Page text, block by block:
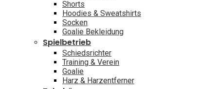
Shorts
Hoodies & Sweatshirts
Socken
Goalie Bekleidung
Spielbetrieb
Schiedsrichter
Training & Verein
Goalie
Harz & Harzentferner